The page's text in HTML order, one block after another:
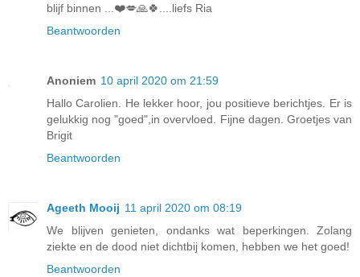
blijf binnen ...❤️💋🙏🍀....liefs Ria
Beantwoorden
Anoniem 10 april 2020 om 21:59
Hallo Carolien. He lekker hoor, jou positieve berichtjes. Er is
gelukkig nog "goed",in overvloed. Fijne dagen. Groetjes van
Brigit
Beantwoorden
Ageeth Mooij 11 april 2020 om 08:19
We blijven genieten, ondanks wat beperkingen. Zolang
ziekte en de dood niet dichtbij komen, hebben we het goed!
Beantwoorden